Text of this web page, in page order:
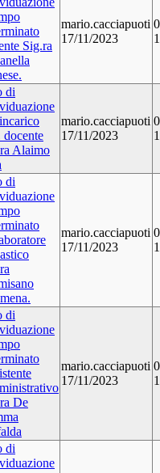
Sig.ra
mario.cacciapuoti
17/11/2023
di
docente
Alaimo
mario.cacciapuoti
17/11/2023
di
mario.cacciapuoti
17/11/2023
di
De
mario.cacciapuoti
17/11/2023
di